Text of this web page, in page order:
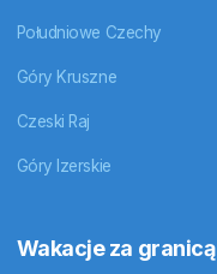
Południowe Czechy
Góry Kruszne
Czeski Raj
Góry Izerskie
Wakacje za granicą